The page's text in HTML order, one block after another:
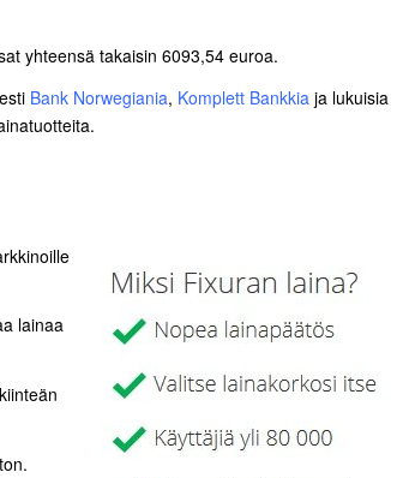
yhteensä takaisin 6093,54 euroa.
Bank Norwegiania, Komplett Bankkia ja lukuisia
lainaa